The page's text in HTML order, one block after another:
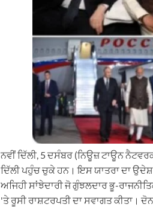
o
I
n
ਨਵੀਂ ਦਿੱਲੀ, 5 ਦਸੰਬਰ (ਨਿਊਜ਼ ਟਾਊਨ
ਦਿੱਲੀ ਪਹੁੰਚ ਚੁਕੇ ਹਨ। ਇਸ ਯਾਤਰਾ ਦਾ
ਅਜਿਹੀ ਸਾਂਝੇਦਾਰੀ ਜੋ ਗੁੰਝਲਦਾਰ ਭੂ-
'ਤੇ ਰੂਸੀ ਰਾਸ਼ਟਰਪਤੀ ਦਾ ਸਵਾਗਤ